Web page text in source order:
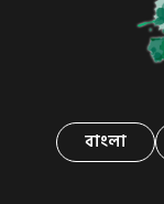
বাংলা